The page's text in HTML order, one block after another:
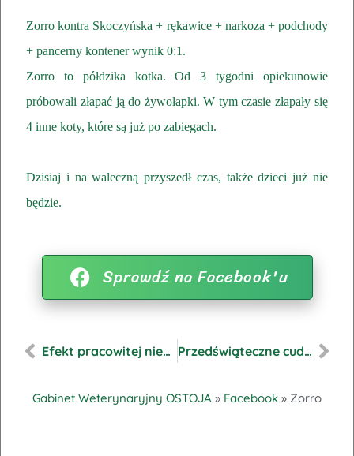
Zorro kontra Skoczyńska + rękawice + narkoza + podchody
+ pancerny kontener wynik 0:1.
Zorro to półdzika kotka. Od 3 tygodni opiekunowie
próbowali złapać ją do żywołapki. W tym czasie złapały się
4 inne koty, które są już po zabiegach.
Dzisiaj i na waleczną przyszedł czas, także dzieci już nie
będzie.
Sprawdź na Facebook'u
Efekt pracowitej niedzieli Przedświąteczne cudeńka
Gabinet Weterynaryjny OSTOJA » Facebook » Zorro